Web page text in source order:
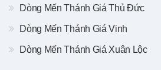
Dòng Mến Thánh Giá Thủ Đức
Dòng Mến Thánh Giá Vinh
Dòng Mến Thánh Giá Xuân Lộc